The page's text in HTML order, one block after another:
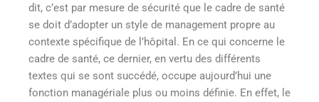
dit, c’est par mesure de sécurité que le cadre de santé
se doit d’adopter un style de management propre au
contexte spécifique de l’hôpital. En ce qui concerne le
cadre de santé, ce dernier, en vertu des différents
textes qui se sont succédé, occupe aujourd’hui une
fonction managériale plus ou moins définie. En effet, le